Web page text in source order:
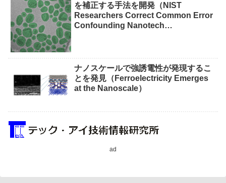
を補正する手法を開発（NIST
Researchers Correct Common Error
Confounding Nanotech
ナノスケールで強誘電性が発現するこ
とを発見（Ferroelectricity Emerges
at the Nanoscale）
ad